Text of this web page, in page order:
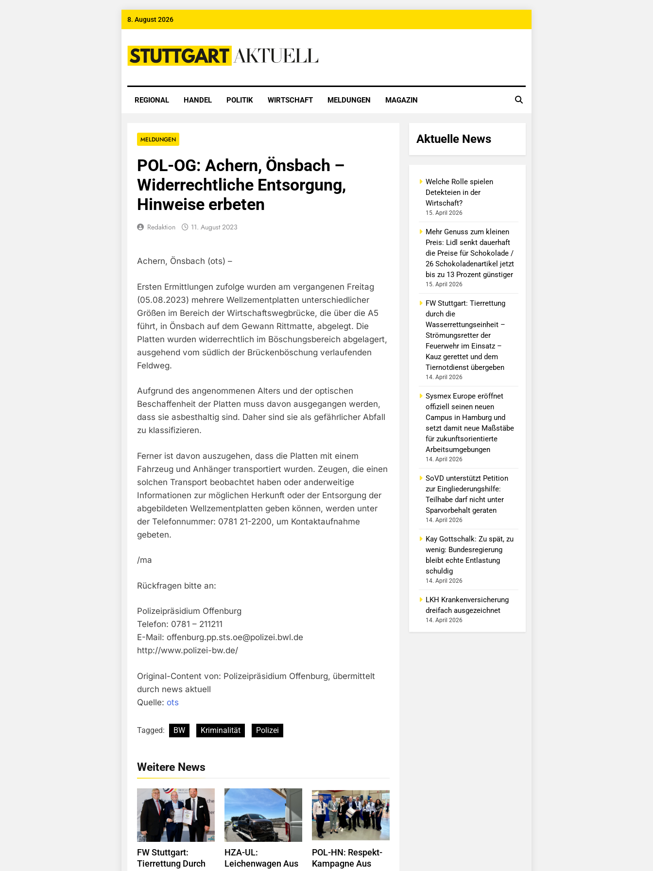
Skip
8. August 2026
Stuttgart Aktuell
REGIONAL HANDEL POLITIK WIRTSCHAFT MELDUNGEN MAGAZIN
MELDUNGEN
POL-OG: Achern, Önsbach –
Widerrechtliche Entsorgung,
Hinweise erbeten
Redaktion 11. August 2023
Achern, Önsbach (ots) –
Ersten Ermittlungen zufolge wurden am vergangenen Freitag
(05.08.2023) mehrere Wellzementplatten unterschiedlicher
Größen im Bereich der Wirtschaftswegbrücke, die über die A5
führt, in Önsbach auf dem Gewann Rittmatte, abgelegt. Die
Platten wurden widerrechtlich im Böschungsbereich abgelagert,
ausgehend vom südlich der Brückenböschung verlaufenden
Feldweg.
Aufgrund des angenommenen Alters und der optischen
Beschaffenheit der Platten muss davon ausgegangen werden,
dass sie asbesthaltig sind. Daher sind sie als gefährlicher Abfall
zu klassifizieren.
Ferner ist davon auszugehen, dass die Platten mit einem
Fahrzeug und Anhänger transportiert wurden. Zeugen, die einen
solchen Transport beobachtet haben oder anderweitige
Informationen zur möglichen Herkunft oder der Entsorgung der
abgebildeten Wellzementplatten geben können, werden unter
der Telefonnummer: 0781 21-2200, um Kontaktaufnahme
gebeten.
/ma
Rückfragen bitte an:
Polizeipräsidium Offenburg
Telefon: 0781 – 211211
E-Mail: offenburg.pp.sts.oe@polizei.bwl.de
http://www.polizei-bw.de/
Original-Content von: Polizeipräsidium Offenburg, übermittelt
durch news aktuell
Quelle: ots
Tagged: BW Kriminalität Polizei
Weitere News
FW Stuttgart:
Tierrettung Durch
HZA-UL:
Leichenwagen Aus
POL-HN: Respekt-
Kampagne Aus
Aktuelle News
Welche Rolle spielen
Detekteien in der
Wirtschaft?
15. April 2026
Mehr Genuss zum kleinen
Preis: Lidl senkt dauerhaft
die Preise für Schokolade /
26 Schokoladenartikel jetzt
bis zu 13 Prozent günstiger
15. April 2026
FW Stuttgart: Tierrettung
durch die
Wasserrettungseinheit –
Strömungsretter der
Feuerwehr im Einsatz –
Kauz gerettet und dem
Tiernotdienst übergeben
14. April 2026
Sysmex Europe eröffnet
offiziell seinen neuen
Campus in Hamburg und
setzt damit neue Maßstäbe
für zukunftsorientierte
Arbeitsumgebungen
14. April 2026
SoVD unterstützt Petition
zur Eingliederungshilfe:
Teilhabe darf nicht unter
Sparvorbehalt geraten
14. April 2026
Kay Gottschalk: Zu spät, zu
wenig: Bundesregierung
bleibt echte Entlastung
schuldig
14. April 2026
LKH Krankenversicherung
dreifach ausgezeichnet
14. April 2026